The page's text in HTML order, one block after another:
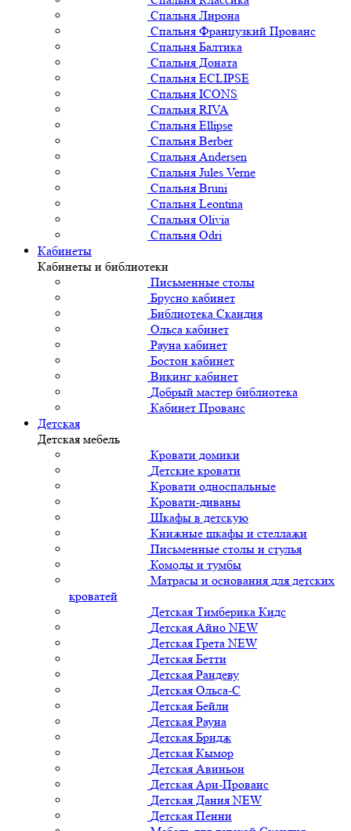
Спальня Лирона
Спальня Французкий Прованс
Спальня Балтика
Спальня Доната
Спальня ECLIPSE
Спальня ICONS
Спальня RIVA
Спальня Ellipse
Спальня Berber
Спальня Andersen
Спальня Jules Verne
Спальня Bruni
Спальня Leontina
Спальня Olivia
Спальня Odri
Кабинеты
Кабинеты и библиотеки
Письменные столы
Брусно кабинет
Библиотека Скандия
Ольса кабинет
Рауна кабинет
Бостон кабинет
Викинг кабинет
Добрый мастер библиотека
Кабинет Прованс
Детская
Детская мебель
Кровати домики
Детские кровати
Кровати односпальные
Кровати-диваны
Шкафы в детскую
Книжные шкафы и стеллажи
Письменные столы и стулья
Комоды и тумбы
Матрасы и основания для детских
кроватей
Детская Тимберика Кидс
Детская Айно NEW
Детская Грета NEW
Детская Бетти
Детская Рандеву
Детская Ольса-С
Детская Бейли
Детская Рауна
Детская Бридж
Детская Кымор
Детская Авиньон
Детская Ари-Прованс
Детская Дания NEW
Детская Пенни